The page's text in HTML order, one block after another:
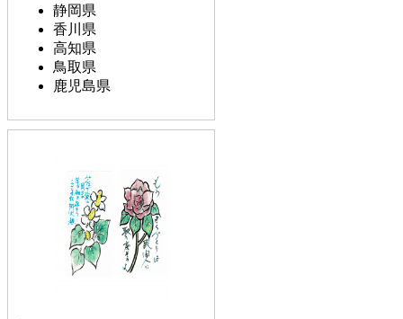
静岡県
香川県
高知県
鳥取県
鹿児島県